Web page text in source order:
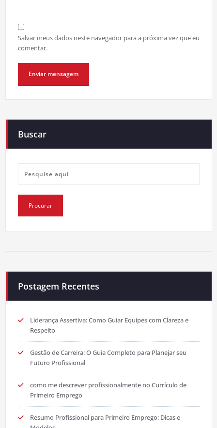
Salvar meus dados neste navegador para a próxima vez que eu
comentar.
Buscar
Postagem Recentes
Liderança Assertiva: Como Guiar Equipes com Clareza e
Respeito
Gestão de Carreira: O Guia Completo para Planejar seu
Futuro Profissional
como me descrever profissionalmente no Currículo de
Primeiro Emprego
Resumo Profissional para Primeiro Emprego: Dicas e